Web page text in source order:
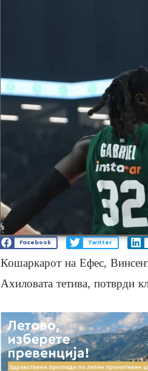
Facebook Twitter
Кошаркарот на Ефес,
Ахиловата тетива, потврди